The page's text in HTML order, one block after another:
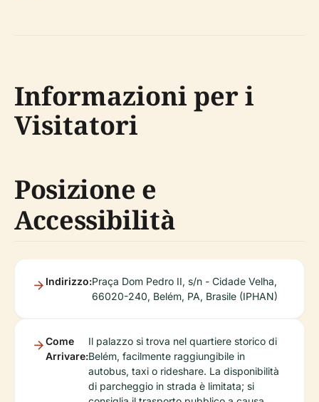
Informazioni per i
Visitatori
Posizione e
Accessibilità
Indirizzo:Praça Dom Pedro II, s/n - Cidade Velha,
66020-240, Belém, PA, Brasile (IPHAN)
Come
Arrivare:
Il palazzo si trova nel quartiere storico di
Belém, facilmente raggiungibile in
autobus, taxi o rideshare. La disponibilità
di parcheggio in strada è limitata; si